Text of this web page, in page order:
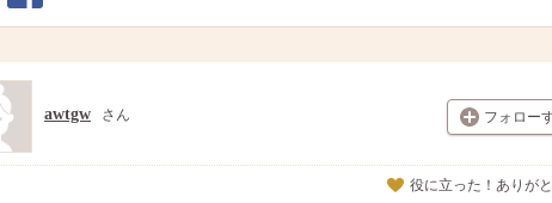
ア
フォロー
awtgw さん
役に立った！ありがと